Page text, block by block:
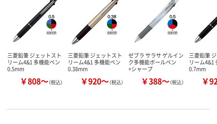
三菱鉛筆 ジェットスト
リーム4&1 多機能ペン
0.5mm
￥808～（税込）
三菱鉛筆 ジェットスト
リーム4&1 多機能ペン
0.38mm
￥920～（税込）
ゼブラ サラサ ゲルイン
ク多機能ボールペン
+シャープ
￥388～（税込）
三菱鉛筆
リーム4&1
0.7mm
￥